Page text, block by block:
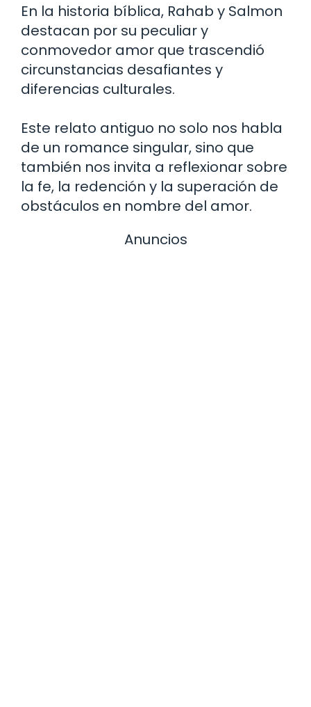
En la historia bíblica, Rahab y Salmon
destacan por su peculiar y
conmovedor amor que trascendió
circunstancias desafiantes y
diferencias culturales.
Este relato antiguo no solo nos habla
de un romance singular, sino que
también nos invita a reflexionar sobre
la fe, la redención y la superación de
obstáculos en nombre del amor.
Anuncios